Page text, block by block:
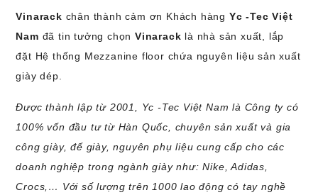
Vinarack chân thành cảm ơn Khách hàng Yc -Tec Việt
Nam đã tin tưởng chọn Vinarack là nhà sản xuất, lắp
đặt Hệ thống Mezzanine floor chứa nguyên liệu sản xuất
giày dép.
Được thành lập từ 2001, Yc -Tec Việt Nam là Công ty có
100% vốn đầu tư từ Hàn Quốc, chuyên sản xuất và gia
công giày, đế giày, nguyên phụ liệu cung cấp cho các
doanh nghiệp trong ngành giày như: Nike, Adidas,
Crocs,… Với số lượng trên 1000 lao động có tay nghề